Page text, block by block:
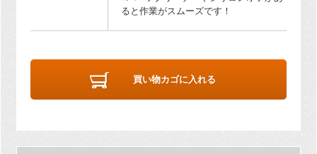
ると作業がスムーズです！
買い物カゴに入れる